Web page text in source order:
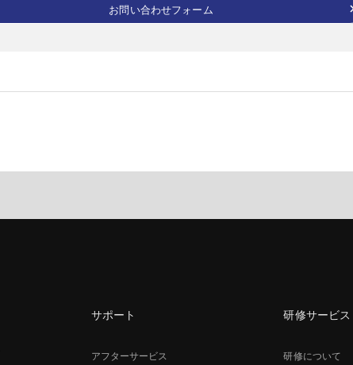
お問い合わせフォーム
サポート
アフターサービス
研修サービス
研修について